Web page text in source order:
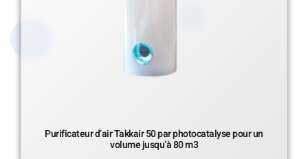
Purificateur d’air Takkair 50 par photocatalyse pour un
volume jusqu’à 80 m3